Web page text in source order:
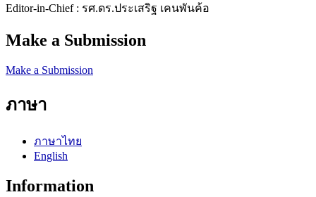
Editor-in-Chief : รศ.ดร.ประเสริฐ เคนพันค้อ
Make a Submission
Make a Submission
ภาษา
ภาษาไทย
English
Information